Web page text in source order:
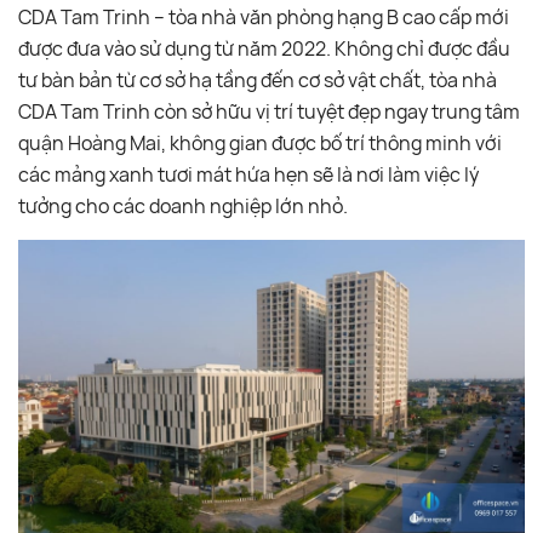
CDA Tam Trinh – tòa nhà văn phòng hạng B cao cấp mới
được đưa vào sử dụng từ năm 2022. Không chỉ được đầu
tư bàn bản từ cơ sở hạ tầng đến cơ sở vật chất, tòa nhà
CDA Tam Trinh còn sở hữu vị trí tuyệt đẹp ngay trung tâm
quận Hoàng Mai, không gian được bố trí thông minh với
các mảng xanh tươi mát hứa hẹn sẽ là nơi làm việc lý
tưởng cho các doanh nghiệp lớn nhỏ.